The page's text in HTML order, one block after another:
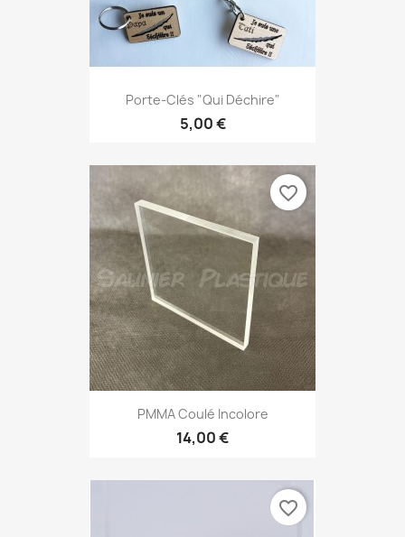
Porte-Clés "qui Déchire"
5,00 €
PMMA Coulé Incolore
14,00 €
favorite_border
favorite_border